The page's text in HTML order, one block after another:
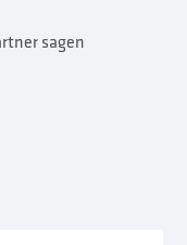
sagen